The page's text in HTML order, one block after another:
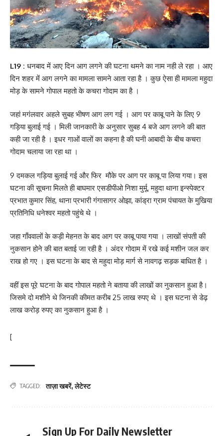
L19 : धनबाद में आए दिन आग लगने की घटना थमने का नाम नही ले रहा । आए
दिन शहर में आग लगने का मामला सामने आता रहा है । कुछ ऐसा ही मामला महुदा
मोड़ के सामने गोपाल महतो के कचरा गोदाम का है ।
जहां मगंलवार अहले सुबह भीषण आग लग गई । आग पर काबू पाने के लिए 9
गड़िया बुलाई गई । मिली जानकारी के अनुसार सुबह 4 बजे आग लगने की बात
कही जा रही है । इधर गाओं वालों का कहना है की घनी आबादी के बीच कचरा
गोदाम चलाया जा रहा था ।
9 दमकल गड़िया बुलाई गई और फिर मौके पर आग पर काबू पा लिया गया। इस
घटना की सूचना मिलते ही बाघमार एसडीपीओ निशा मुर्मू, महुदा थाना इन्स्पेक्टर
प्रभात कुमार सिंह, थाना प्रभारी गंगासागर ओझा, कांड्रा ग्राम पंचायत के मुखिया
प्रतिनिधि धनेश्वर महतो पहुंचे थे ।
जहा गाँववालों के कड़ी मेहनत के बाद आग पर काबू पाया गया । लाखों संपती की
नुकसान होने की बात बताई जा रही है । अंदर गोदाम में रखे कई मशीन जल कर
राख हो गए । इस घटना के बाद से महुदा मोड़ मार्ग से नावगढ़ सड़क बाधित है ।
वहीं इस पूरे घटना के बाद गोपाल महतो ने बताया की लाखों का नुकसान हुआ है।
जिसमे दो मशीने थे जिनकी कीमत करीब 25 लाख रुपए थे । इस घटना से डेढ़
लाख करोड़ रुपए का नुकसान हुआ है ।
[
TAGGED: ताज़ा खबरें,लेटेस्ट
Sign Up For Daily Newsletter